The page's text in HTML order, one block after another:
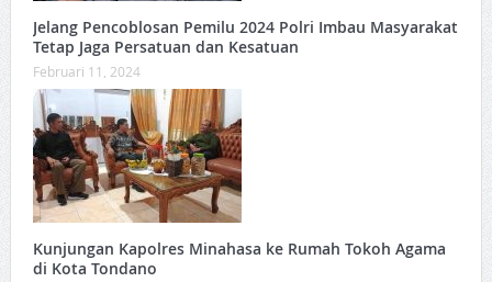
Jelang Pencoblosan Pemilu 2024 Polri Imbau Masyarakat
Tetap Jaga Persatuan dan Kesatuan
Februari 11, 2024
Kunjungan Kapolres Minahasa ke Rumah Tokoh Agama
di Kota Tondano